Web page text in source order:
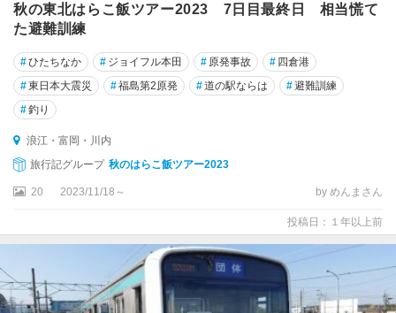
秋の東北はらこ飯ツアー2023 7日目最終日 相当慌て
た避難訓練
#ひたちなか # ジョイフル本田 # 原発事故 # 四倉港
#東日本大震災 #福島第2原発 #道の駅ならは #避難訓練
#釣り
浪江・富岡・川内
旅行記グループ 秋のはらこ飯ツアー2023
20 2023/11/18～ by めんまさん
投稿日：１年以上前